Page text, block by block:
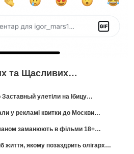
та Щасливих…
улетіли на Ібицу…
у рекламі квитки до Москви…
заманюють в фільми 18+…
життя, якому позаздрить олігарх…